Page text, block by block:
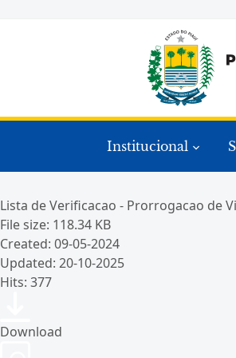
Institucional
Lista de Verificacao - Prorrogacao de
File size: 118.34 KB
Created: 09-05-2024
Updated: 20-10-2025
Hits: 377
Download